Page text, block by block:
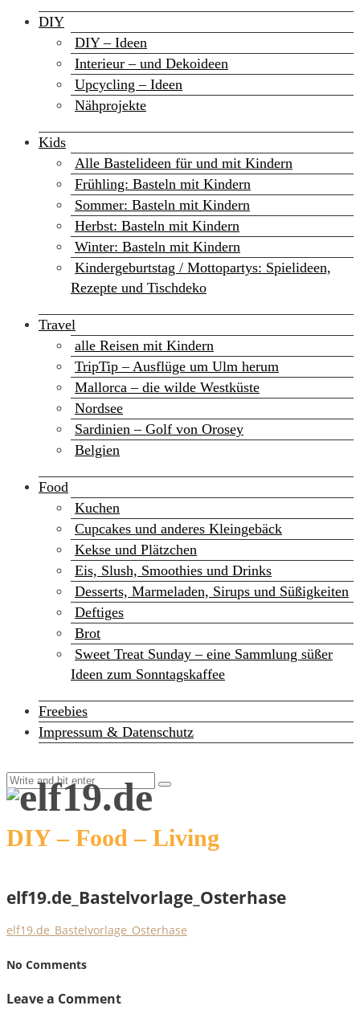
DIY
DIY – Ideen
Interieur – und Dekoideen
Upcycling – Ideen
Nähprojekte
Kids
Alle Bastelideen für und mit Kindern
Frühling: Basteln mit Kindern
Sommer: Basteln mit Kindern
Herbst: Basteln mit Kindern
Winter: Basteln mit Kindern
Kindergeburtstag / Mottopartys: Spielideen,
Rezepte und Tischdeko
Travel
alle Reisen mit Kindern
TripTip – Ausflüge um Ulm herum
Mallorca – die wilde Westküste
Nordsee
Sardinien – Golf von Orosey
Belgien
Food
Kuchen
Cupcakes und anderes Kleingebäck
Kekse und Plätzchen
Eis, Slush, Smoothies und Drinks
Desserts, Marmeladen, Sirups und Süßigkeiten
Deftiges
Brot
Sweet Treat Sunday – eine Sammlung süßer
Ideen zum Sonntagskaffee
Freebies
Impressum & Datenschutz
DIY – Food – Living
elf19.de_Bastelvorlage_Osterhase
elf19.de_Bastelvorlage_Osterhase
No Comments
Leave a Comment